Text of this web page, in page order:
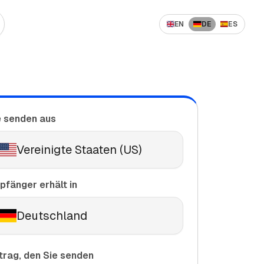
nach Pakistan
nach Serbien
nach Nigeria
Internationaler Geldtransfer:
EN DE ES
senden aus
Vereinigte Staaten (US)
erhält in
Deutschland
den Sie senden